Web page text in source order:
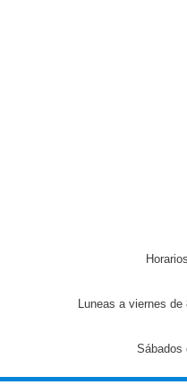
Luneas a viernes
Sábados